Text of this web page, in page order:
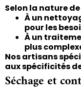
Selon la nature
À un
pour les
À un
plus
Nos artisans
aux spécificités
Séchage et